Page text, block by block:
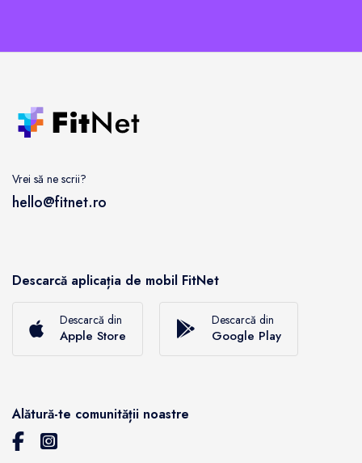
Vrei să ne scrii?
hello@fitnet.ro
Descarcă aplicația de mobil FitNet
Descarcă din
Apple Store
Descarcă din
Google Play
Alătură-te comunității noastre